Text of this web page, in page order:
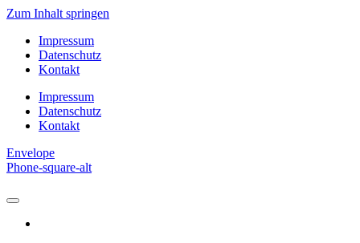
Zum Inhalt springen
Impressum
Datenschutz
Kontakt
Impressum
Datenschutz
Kontakt
Envelope
Phone-square-alt